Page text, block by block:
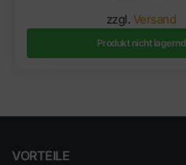
zzgl. Versand
Produkt nicht lagernd
VORTEILE